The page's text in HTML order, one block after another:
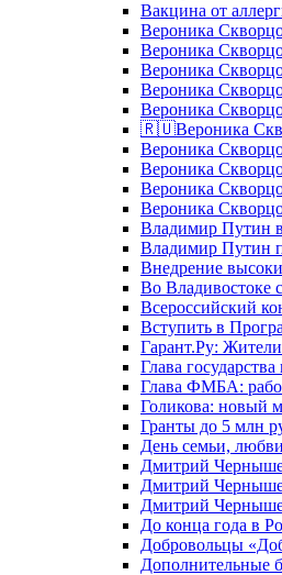
Вакцина от
Вероника
Вероника
Вероника
Вероника
Вероника
🇷🇺Вероника
Вероника
Вероника
Вероника
Вероника
Владимир Путин
Владимир Путин
Внедрение
Во Владивостоке
Всероссийский
Вступить в
Гарант.Ру:
Глава
Глава ФМБА:
Голикова: новый
Гранты до 5 млн
День семьи,
Дмитрий
Дмитрий
Дмитрий
До конца года в
Добровольцы
Дополнительные